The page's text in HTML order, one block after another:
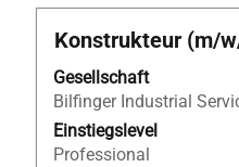
Stellenbezeichnung
Konstrukteur (m/
Gesellschaft
Bilfinger Industrial
Einstiegslevel
Professional
Drücken
die
Leertaste,
um
die